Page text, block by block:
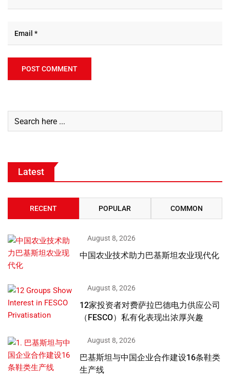
Latest
RECENT POPULAR COMMON
August 8, 2026
中国农业技术助力巴基斯坦农业现代化
August 8, 2026
12家投资者对费萨拉巴德电力供应公司
（FESCO）私有化表现出浓厚兴趣
August 8, 2026
巴基斯坦与中国企业合作建设16条鞋类
生产线